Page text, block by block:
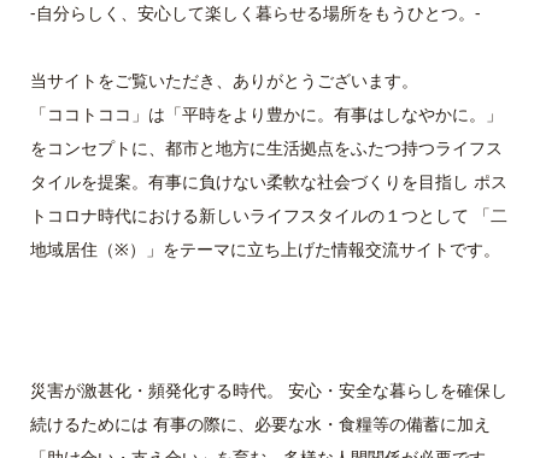
-自分らしく、安心して楽しく暮らせる場所をもうひとつ。-
当サイトをご覧いただき、ありがとうございます。
「ココトココ」は「平時をより豊かに。有事はしなやかに。」
をコンセプトに、都市と地方に生活拠点をふたつ持つライフス
タイルを提案。有事に負けない柔軟な社会づくりを目指し ポス
トコロナ時代における新しいライフスタイルの１つとして 「二
地域居住（※）」をテーマに立ち上げた情報交流サイトです。
災害が激甚化・頻発化する時代。 安心・安全な暮らしを確保し
続けるためには 有事の際に、必要な水・食糧等の備蓄に加え